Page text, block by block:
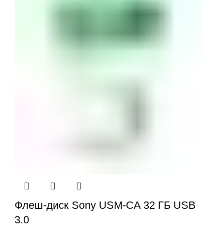
Флеш-диск Sony USM-CA 32 ГБ USB
3.0